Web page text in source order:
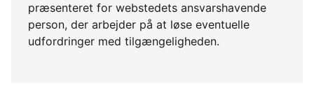
præsenteret for webstedets ansvarshavende
person, der arbejder på at løse eventuelle
udfordringer med tilgængeligheden.